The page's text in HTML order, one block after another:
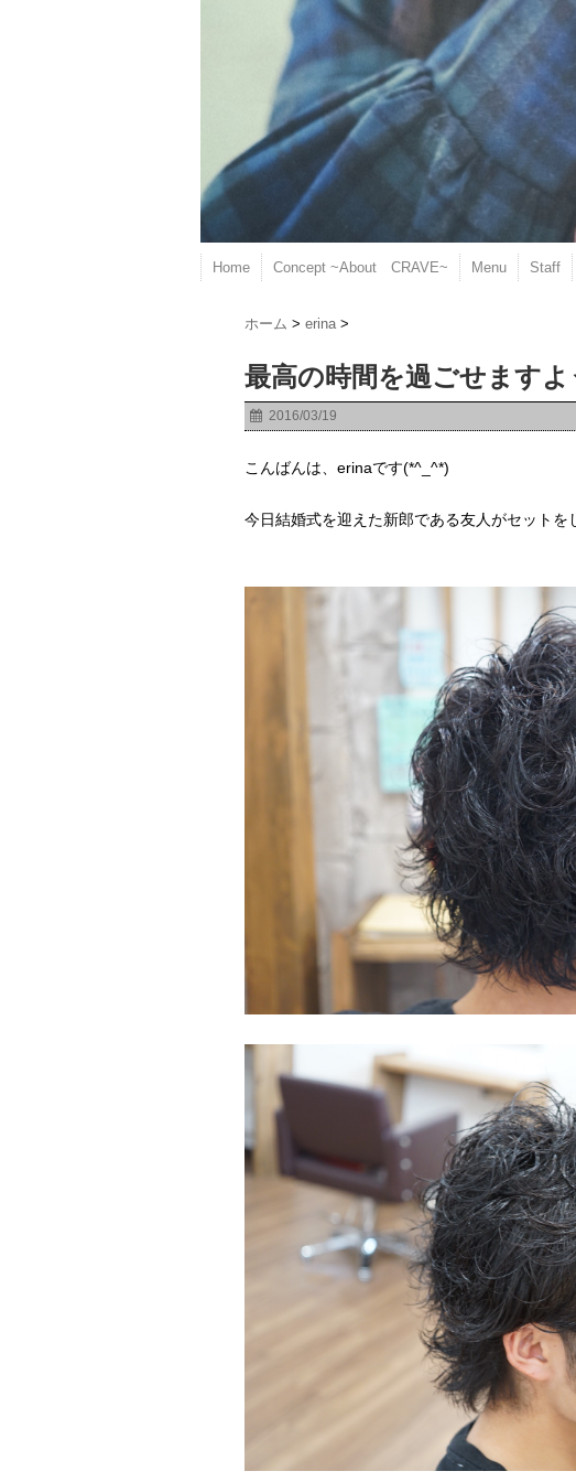
Home Concept ~About CRAVE~ Menu Staff
ホーム > erina >
最高の時間を過ごせますよ
2016/03/19
こんばんは、erinaです(*^_^*)
今日結婚式を迎えた新郎である友人がセットを